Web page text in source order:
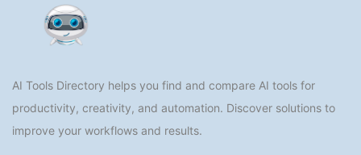
AI Tools Directory helps you find and compare AI tools for
productivity, creativity, and automation. Discover solutions to
improve your workflows and results.